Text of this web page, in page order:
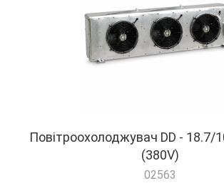
Повітроохолоджувач DD - 18.7/
(380V)
02563